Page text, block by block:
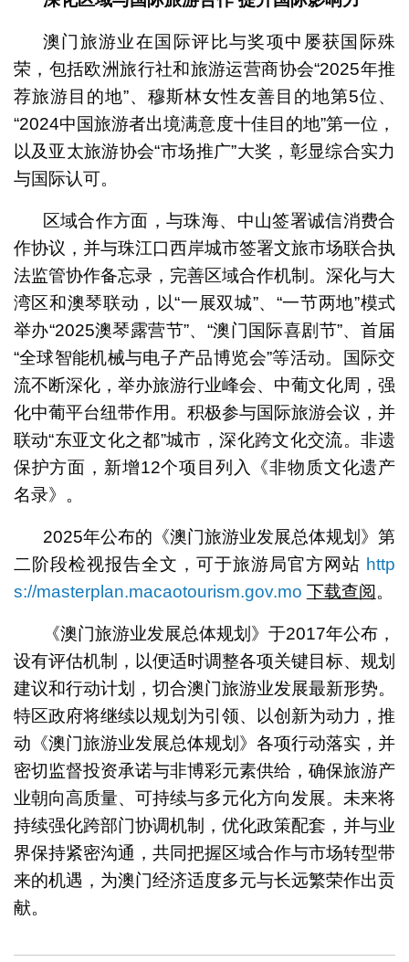
澳门旅游业在国际评比与奖项中屡获国际殊
荣，包括欧洲旅行社和旅游运营商协会“2025年推
荐旅游目的地”、穆斯林女性友善目的地第5位、
“2024中国旅游者出境满意度十佳目的地”第一位，
以及亚太旅游协会“市场推广”大奖，彰显综合实力
与国际认可。
区域合作方面，与珠海、中山签署诚信消费合
作协议，并与珠江口西岸城市签署文旅市场联合执
法监管协作备忘录，完善区域合作机制。深化与大
湾区和澳琴联动，以“一展双城”、“一节两地”模式
举办“2025澳琴露营节”、“澳门国际喜剧节”、首届
“全球智能机械与电子产品博览会”等活动。国际交
流不断深化，举办旅游行业峰会、中葡文化周，强
化中葡平台纽带作用。积极参与国际旅游会议，并
联动“东亚文化之都”城市，深化跨文化交流。非遗
保护方面，新增12个项目列入《非物质文化遗产
名录》。
2025年公布的《澳门旅游业发展总体规划》第
二阶段检视报告全文，可于旅游局官方网站 http
s://masterplan.macaotourism.gov.mo 下载查阅 。
《澳门旅游业发展总体规划》于2017年公布，
设有评估机制，以便适时调整各项关键目标、规划
建议和行动计划，切合澳门旅游业发展最新形势。
特区政府将继续以规划为引领、以创新为动力，推
动《澳门旅游业发展总体规划》各项行动落实，并
密切监督投资承诺与非博彩元素供给，确保旅游产
业朝向高质量、可持续与多元化方向发展。未来将
持续强化跨部门协调机制，优化政策配套，并与业
界保持紧密沟通，共同把握区域合作与市场转型带
来的机遇，为澳门经济适度多元与长远繁荣作出贡
献。